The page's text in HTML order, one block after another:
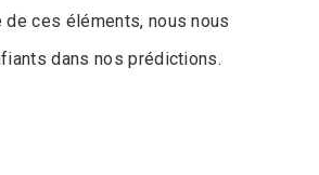
de ces éléments, nous nous
dans nos prédictions.